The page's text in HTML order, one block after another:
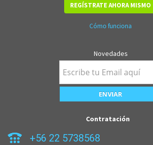
REGÍSTRATE AHORA MISMO
Cómo funciona
Novedades
Contratación
+56 22 5738568